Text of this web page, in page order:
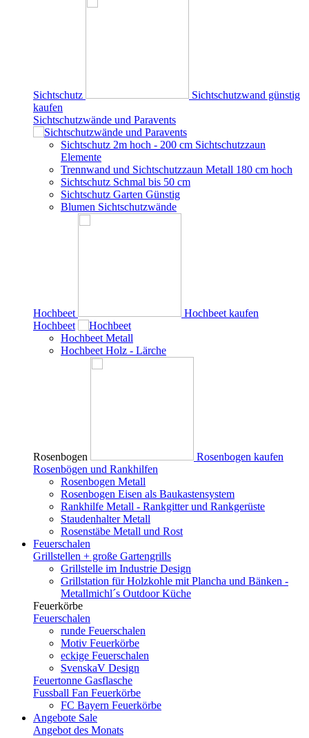
Sichtschutz
Sichtschutzwand günstig
kaufen
Sichtschutzwände und Paravents
Sichtschutz 2m hoch - 200 cm Sichtschutzzaun
Elemente
Trennwand und Sichtschutzzaun Metall 180 cm hoch
Sichtschutz Schmal bis 50 cm
Sichtschutz Garten Günstig
Blumen Sichtschutzwände
Hochbeet
Hochbeet kaufen
Hochbeet
Hochbeet Metall
Hochbeet Holz - Lärche
Rosenbogen
Rosenbogen kaufen
Rosenbögen und Rankhilfen
Rosenbogen Metall
Rosenbogen Eisen als Baukastensystem
Rankhilfe Metall - Rankgitter und Rankgerüste
Staudenhalter Metall
Rosenstäbe Metall und Rost
Feuerschalen
Grillstellen + große Gartengrills
Grillstelle im Industrie Design
Grillstation für Holzkohle mit Plancha und Bänken -
Metallmichl´s Outdoor Küche
Feuerkörbe
Feuerschalen
runde Feuerschalen
Motiv Feuerkörbe
eckige Feuerschalen
SvenskaV Design
Feuertonne Gasflasche
Fussball Fan Feuerkörbe
FC Bayern Feuerkörbe
Angebote Sale
Angebot des Monats